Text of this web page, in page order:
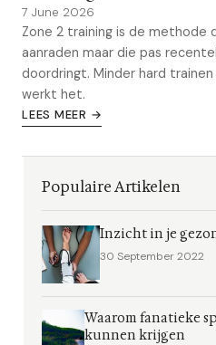
7 June 2026
Zone 2 training is de methode
aanraden maar die pas
doordringt. Minder hard
werkt het.
LEES MEER →
Populaire Artikelen
Inzicht in je
30 September 2022
Waarom fanatieke
kunnen krijgen